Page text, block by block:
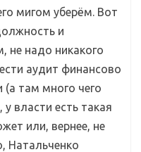
мигом уберём. Вот
и
не надо никакого
аудит финансово
(а там много чего
власти есть такая
или, вернее, не
Натальченко